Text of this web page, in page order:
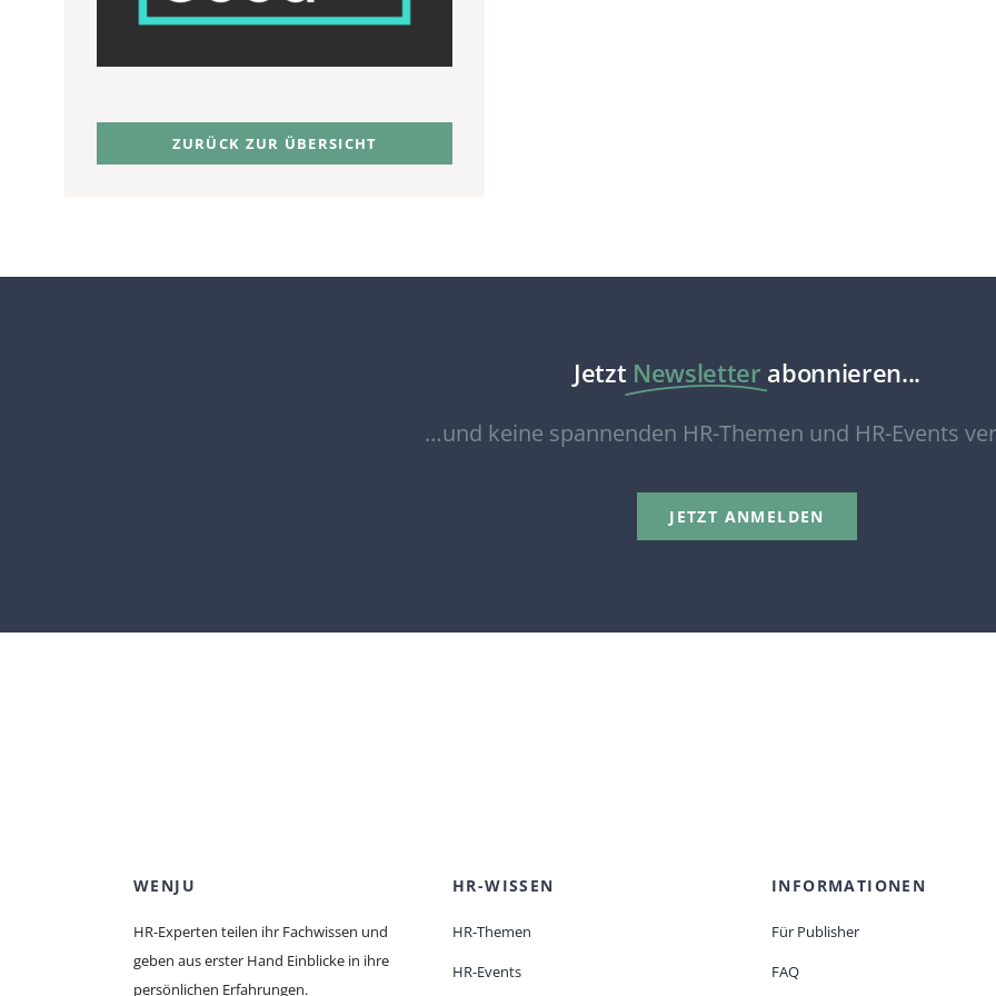
ZURÜCK ZUR ÜBERSICHT
Jetzt Newsletter abonnieren...
…und keine spannenden HR-Themen und HR-Events
JETZT ANMELDEN
WENJU
HR-Experten teilen ihr Fachwissen und
geben aus erster Hand Einblicke in ihre
persönlichen Erfahrungen.
HR-WISSEN
HR-Themen
HR-Events
INFORMATIONEN
Für Publisher
FAQ